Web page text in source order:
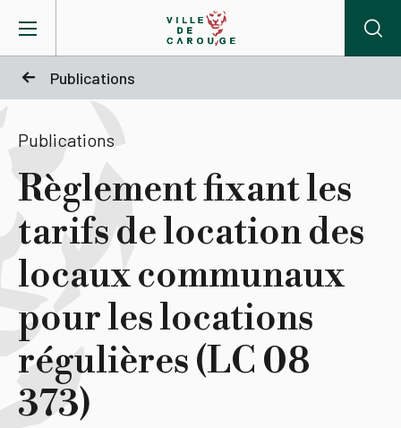
Publications
Mairie
Vie pratique
Actualités
Agenda
Lieux
Publications
Règlement fixant les
tarifs de location des
locaux communaux
pour les locations
régulières (LC 08
373)